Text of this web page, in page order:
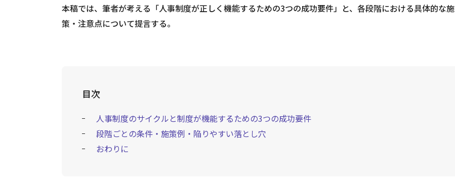
本稿では、筆者が考える「人事制度が正しく機能するための3つの成功要件」と、各段階における具体的な施
策・注意点について提言する。
目次
人事制度のサイクルと制度が機能するための3つの成功要件
段階ごとの条件・施策例・陥りやすい落とし穴
おわりに